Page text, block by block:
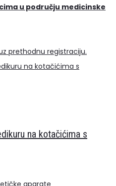
u području medicinske
prethodnu registraciju.
na kotačićima s